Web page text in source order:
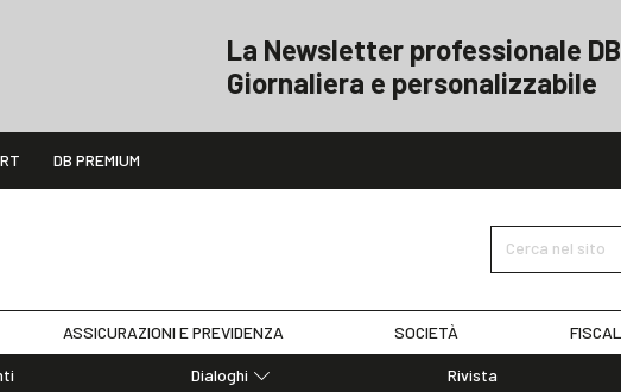
La Newsletter professionale DB
Giornaliera e personalizzabile
DB PREMIUM
Cerca nel sito
ASSICURAZIONI E PREVIDENZA SOCIETÀ
Dialoghi
Rivista